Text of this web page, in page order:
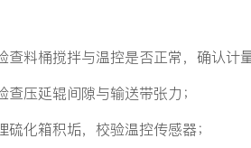
料桶搅拌与温控是否正常，确认计
压延辊间隙与输送带张力；
化箱积垢，校验温控传感器；